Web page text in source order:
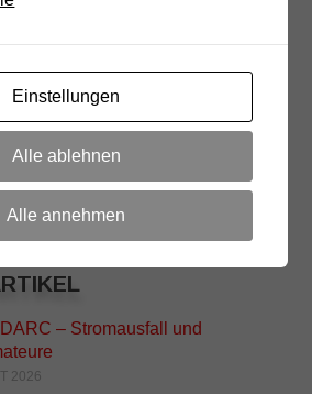
– Stromausfall und
2026
Einstellungen
Alle ablehnen
Alle annehmen